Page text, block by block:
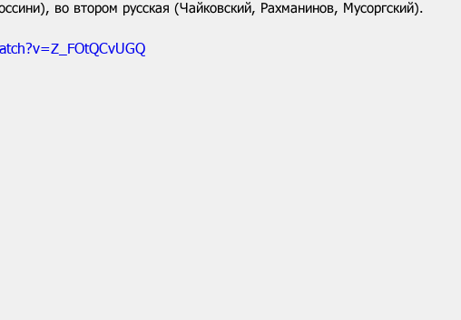
во втором русская (Чайковский, Рахманинов, Мусоргский).